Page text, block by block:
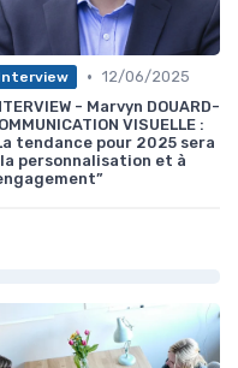
• 12/06/2025
- Marvyn DOUARD-
VISUELLE :
tendance pour 2025 sera
personnalisation et à